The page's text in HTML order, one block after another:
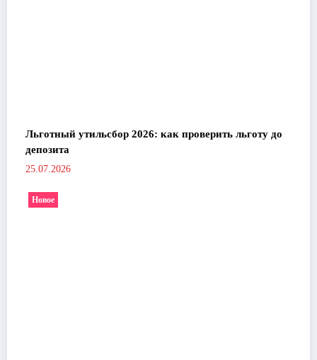
Льготный утильсбор 2026: как проверить льготу до
депозита
25.07.2026
Новое